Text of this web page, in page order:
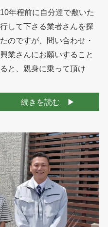
年程前に自分達で敷いた
して下さる業者さんを探
のですが、問い合わせ・
業さんにお願いすること
と、親身に乗って頂け
続きを読む